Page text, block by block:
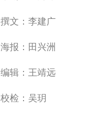
撰文：李建广
海报：田兴洲
编辑：王靖远
校检：吴玥